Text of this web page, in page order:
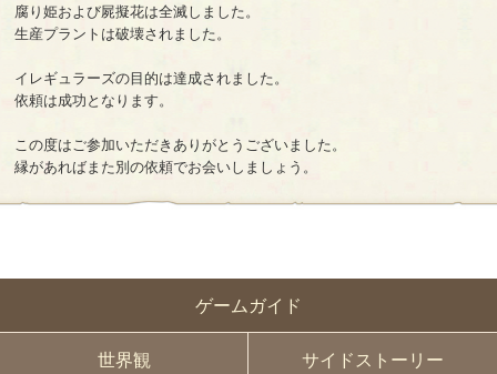
ゲームガイド
世界観 サイドストーリー
腐り姫および屍擬花は全滅しました。
生産プラントは破壊されました。
イレギュラーズの目的は達成されました。
依頼は成功となります。
この度はご参加いただきありがとうございました。
縁があればまた別の依頼でお会いしましょう。